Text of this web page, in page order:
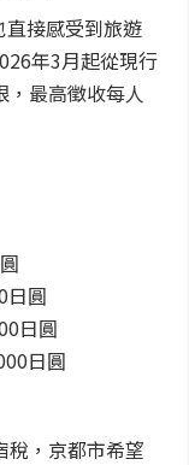
接感受到旅遊
年3月起從現行
最高徵收每人
日圓
日圓
日圓
稅，京都市希望